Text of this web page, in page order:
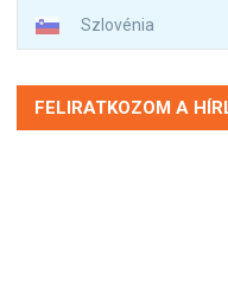
Szlovénia
FELIRATKOZOM A